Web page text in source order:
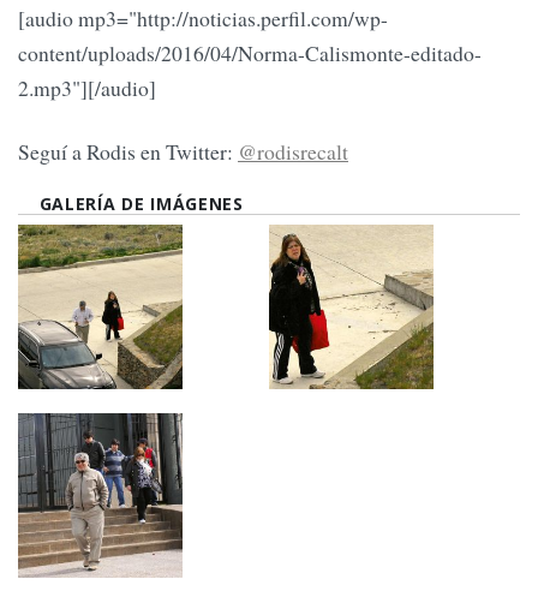
[audio mp3="http://noticias.perfil.com/wp-
content/uploads/2016/04/Norma-Calismonte-editado-
2.mp3"][/audio]
Seguí a Rodis en Twitter: @rodisrecalt
GALERÍA DE IMÁGENES